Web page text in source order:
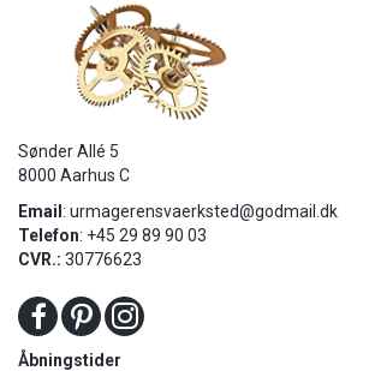
Sønder Allé 5
8000 Aarhus C
Email : urmagerensvaerksted@godmail.dk
Telefon: +45 29 89 90 03
CVR.: 30776623
Åbningstider